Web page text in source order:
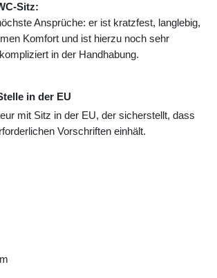
Sitz:
Ansprüche: er ist kratzfest, langlebig,
Komfort und ist hierzu noch sehr
in der Handhabung.
in der EU
mit Sitz in der EU, der sicherstellt, dass
Vorschriften einhält.